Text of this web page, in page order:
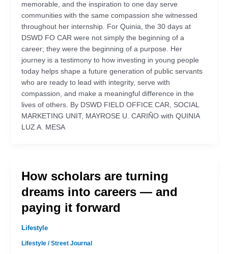
memorable, and the inspiration to one day serve
communities with the same compassion she witnessed
throughout her internship. For Quinia, the 30 days at
DSWD FO CAR were not simply the beginning of a
career; they were the beginning of a purpose. Her
journey is a testimony to how investing in young people
today helps shape a future generation of public servants
who are ready to lead with integrity, serve with
compassion, and make a meaningful difference in the
lives of others. By DSWD FIELD OFFICE CAR, SOCIAL
MARKETING UNIT, MAYROSE U. CARIÑO with QUINIA
LUZ A. MESA
How scholars are turning
dreams into careers — and
paying it forward
Lifestyle
Lifestyle/Street Journal